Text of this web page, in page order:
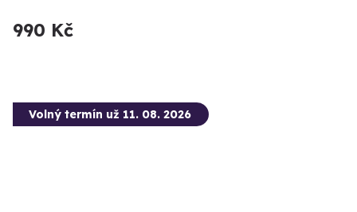
990 Kč
Volný termín už 11. 08. 2026